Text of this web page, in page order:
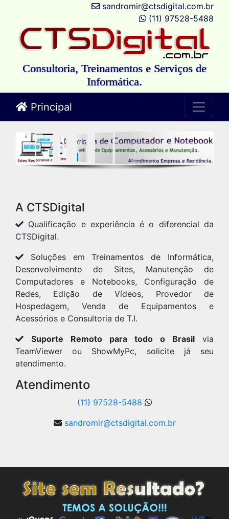
sandromir@ctsdigital.com.br
(11) 97528-5488
Consultoria, Treinamentos e Serviços de
Informática.
Principal
A CTSDigital
Qualificação e experiência é o diferencial da
CTSDigital.
Soluções em Treinamentos de Informática,
Desenvolvimento de Sites, Manutenção de
Computadores e Notebooks, Configuração de
Redes, Edição de Vídeos, Provedor de
Hospedagem, Venda de Equipamentos e
Acessórios e Consultoria de T.I.
Suporte Remoto para todo o Brasil via
TeamViewer ou ShowMyPc, solicite já seu
atendimento.
Atendimento
(11) 97528-5488
sandromir@ctsdigital.com.br